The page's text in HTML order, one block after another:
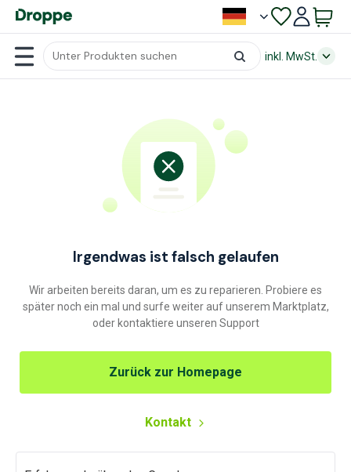
inkl. MwSt.
Irgendwas ist falsch gelaufen
Wir arbeiten bereits daran, um es zu reparieren. Probiere es
später noch ein mal und surfe weiter auf unserem Marktplatz,
oder kontaktiere unseren Support
Zurück zur Homepage
Kontakt